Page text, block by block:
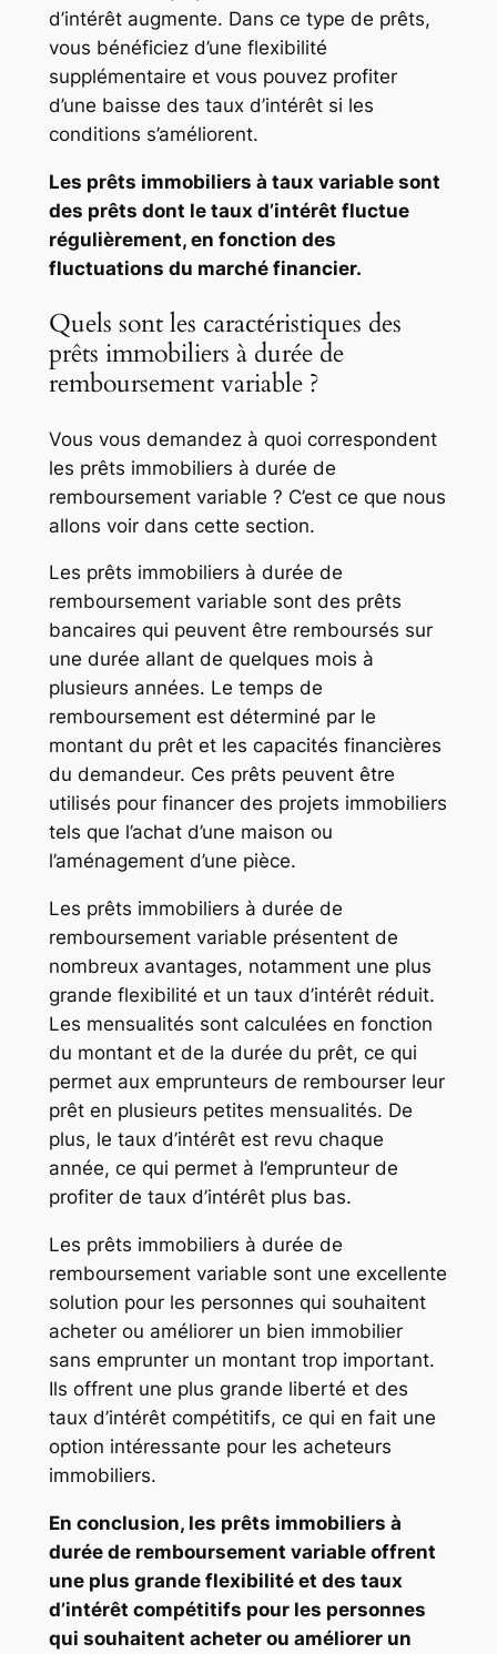
d’intérêt augmente. Dans ce type de prêts,
vous bénéficiez d’une flexibilité
supplémentaire et vous pouvez profiter
d’une baisse des taux d’intérêt si les
conditions s’améliorent.
Les prêts immobiliers à taux variable sont
des prêts dont le taux d’intérêt fluctue
régulièrement, en fonction des
fluctuations du marché financier.
Quels sont les caractéristiques des
prêts immobiliers à durée de
remboursement variable ?
Vous vous demandez à quoi correspondent
les prêts immobiliers à durée de
remboursement variable ? C’est ce que nous
allons voir dans cette section.
Les prêts immobiliers à durée de
remboursement variable sont des prêts
bancaires qui peuvent être remboursés sur
une durée allant de quelques mois à
plusieurs années. Le temps de
remboursement est déterminé par le
montant du prêt et les capacités financières
du demandeur. Ces prêts peuvent être
utilisés pour financer des projets immobiliers
tels que l’achat d’une maison ou
l’aménagement d’une pièce.
Les prêts immobiliers à durée de
remboursement variable présentent de
nombreux avantages, notamment une plus
grande flexibilité et un taux d’intérêt réduit.
Les mensualités sont calculées en fonction
du montant et de la durée du prêt, ce qui
permet aux emprunteurs de rembourser leur
prêt en plusieurs petites mensualités. De
plus, le taux d’intérêt est revu chaque
année, ce qui permet à l’emprunteur de
profiter de taux d’intérêt plus bas.
Les prêts immobiliers à durée de
remboursement variable sont une excellente
solution pour les personnes qui souhaitent
acheter ou améliorer un bien immobilier
sans emprunter un montant trop important.
Ils offrent une plus grande liberté et des
taux d’intérêt compétitifs, ce qui en fait une
option intéressante pour les acheteurs
immobiliers.
En conclusion, les prêts immobiliers à
durée de remboursement variable offrent
une plus grande flexibilité et des taux
d’intérêt compétitifs pour les personnes
qui souhaitent acheter ou améliorer un